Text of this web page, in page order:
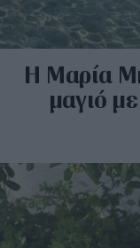
Η Μαρία
μαγιό